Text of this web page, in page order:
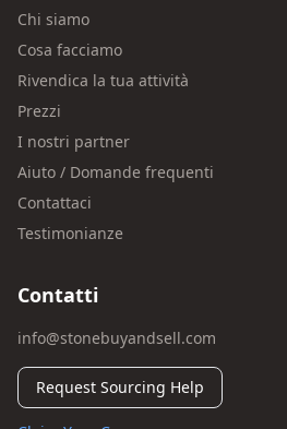
Chi siamo
Cosa facciamo
Rivendica la tua attività
Prezzi
I nostri partner
Aiuto / Domande frequenti
Contattaci
Testimonianze
Contatti
info@stonebuyandsell.com
Request Sourcing Help